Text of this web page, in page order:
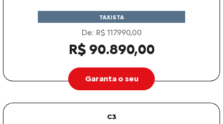
TAXISTA
De: R$ 117.990,00
R$ 90.890,00
Garanta o seu
C3